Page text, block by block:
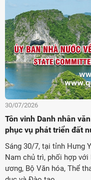
30/07/2026
Tôn vinh Danh nhân
phục vụ phát triển đất
Sáng 30/7, tại tỉnh Hưng
Nam chủ trì, phối hợp với
ương, Bộ Văn hóa, Thể